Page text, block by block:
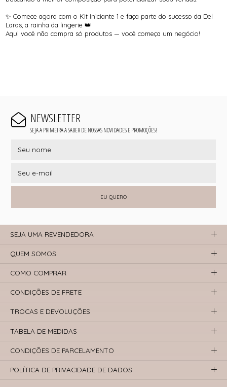
✨ Comece agora com o Kit Iniciante 1 e faça parte do sucesso da Del
Laras, a rainha da lingerie 👑
Aqui você não compra só produtos — você começa um negócio!
NEWSLETTER
SEJA A PRIMEIRA A SABER DE NOSSAS NOVIDADES E PROMOÇÕES!
EU QUERO
SEJA UMA REVENDEDORA
QUEM SOMOS
COMO COMPRAR
CONDIÇÕES DE FRETE
TROCAS E DEVOLUÇÕES
TABELA DE MEDIDAS
CONDIÇÕES DE PARCELAMENTO
POLÍTICA DE PRIVACIDADE DE DADOS